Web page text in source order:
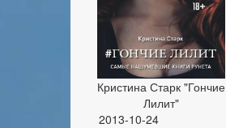
Кристина Старк "Гончие
Лилит"
2013-10-24